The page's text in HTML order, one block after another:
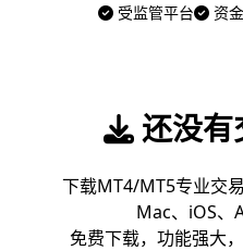
受监管平台 资
还没有
下载MT4/MT5专业交
Mac、iOS、
免费下载，功能强大